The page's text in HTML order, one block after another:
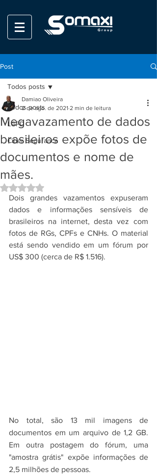
Post
Todos posts
LGPD
Ciber Seguranca
Todos posts
Megavazamento de dados
brasileiros expõe fotos de
documentos e nome de
mães.
Damiao Oliveira
2 de ago. de 2021 2 min de leitura
Avaliado com NaN de 5 estrelas.
Dois grandes vazamentos expuseram
dados e informações sensíveis de
brasileiros na internet, desta vez com
fotos de RGs, CPFs e CNHs. O material
está sendo vendido em um fórum por
US$ 300 (cerca de R$ 1.516).
No total, são 13 mil imagens de
documentos em um arquivo de 1,2 GB.
Em outra postagem do fórum, uma
"amostra grátis" expõe informações de
2,5 milhões de pessoas.